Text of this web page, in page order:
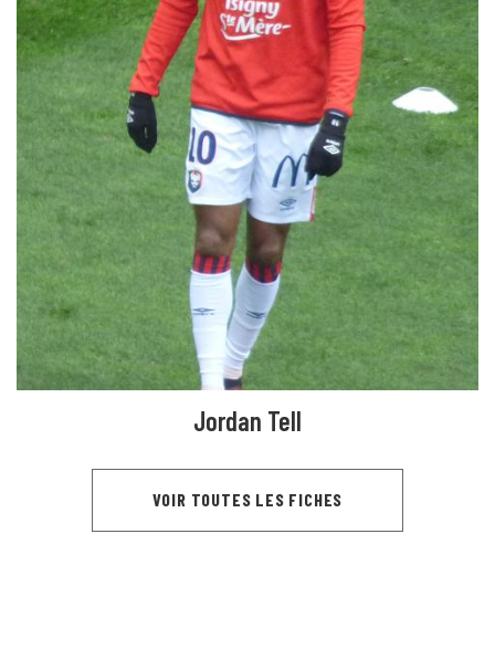
Jordan Tell
VOIR TOUTES LES FICHES